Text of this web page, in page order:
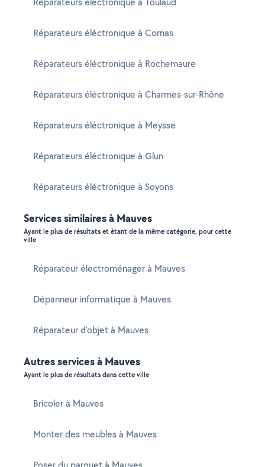
Réparateurs éléctronique à Cornas
Réparateurs éléctronique à Rochemaure
Réparateurs éléctronique à Charmes-sur-Rhône
Réparateurs éléctronique à Meysse
Réparateurs éléctronique à Glun
Réparateurs éléctronique à Soyons
Services similaires à Mauves
Ayant le plus de résultats et étant de la même catégorie, pour cette
ville
Réparateur électroménager à Mauves
Dépanneur informatique à Mauves
Réparateur d'objet à Mauves
Autres services à Mauves
Ayant le plus de résultats dans cette ville
Bricoler à Mauves
Monter des meubles à Mauves